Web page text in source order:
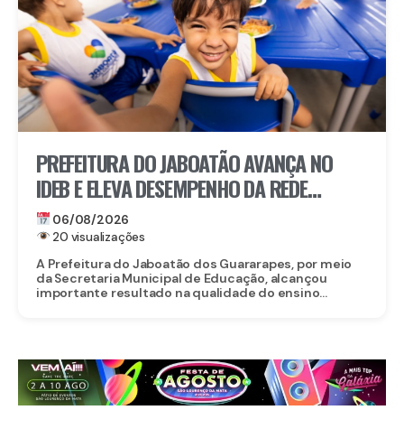
PREFEITURA DO JABOATÃO AVANÇA NO
IDEB E ELEVA DESEMPENHO DA REDE
MUNICIPAL DE ENSINO
06/08/2026
20 visualizações
A Prefeitura do Jaboatão dos Guararapes, por meio
da Secretaria Municipal de Educação, alcançou
importante resultado na qualidade do ensino...